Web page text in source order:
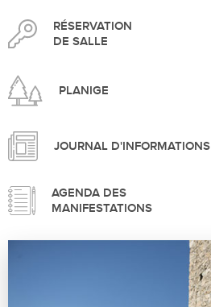
RÉSERVATION
DE SALLE
PLANIGE
JOURNAL D'INFORMATIONS
AGENDA DES
MANIFESTATIONS